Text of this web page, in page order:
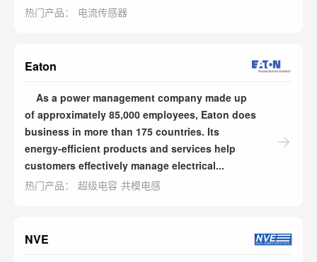
热门产品：
电流传感器
Eaton
As a power management company made up
of approximately 85,000 employees, Eaton does
business in more than 175 countries. Its
energy-efficient products and services help
customers effectively manage electrical...
热门产品：
超级电容 共模电感
NVE